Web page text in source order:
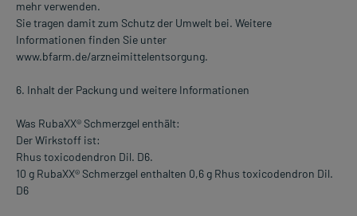
mehr verwenden.
Sie tragen damit zum Schutz der Umwelt bei. Weitere
Informationen finden Sie unter
www.bfarm.de/arzneimittelentsorgung.
6. Inhalt der Packung und weitere Informationen
Was RubaXX® Schmerzgel enthält:
Der Wirkstoff ist:
Rhus toxicodendron Dil. D6.
10 g RubaXX® Schmerzgel enthalten 0,6 g Rhus toxicodendron Dil.
D6